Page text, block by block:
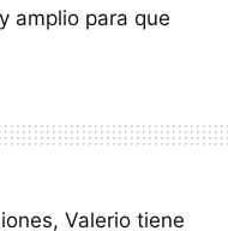
amplio para que
Valerio tiene